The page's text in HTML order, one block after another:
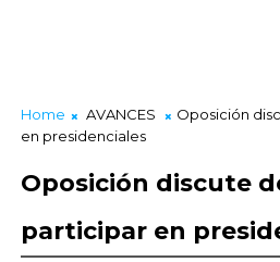
Home AVANCES
Oposición
en presidenciales
Oposición discute
participar en